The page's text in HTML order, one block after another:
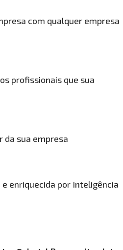
com qualquer empresa
profissionais que sua
da sua empresa
enriquecida por Inteligência